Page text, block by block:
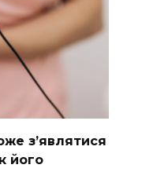
з’являтися
його